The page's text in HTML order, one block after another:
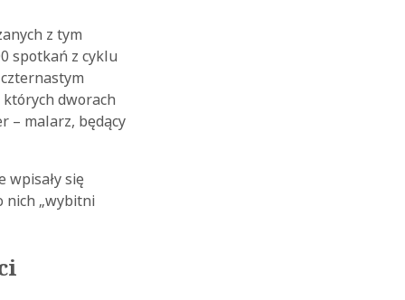
z tym
spotkań z cyklu
których dworach
– malarz, będący
wpisały się
nich „wybitni